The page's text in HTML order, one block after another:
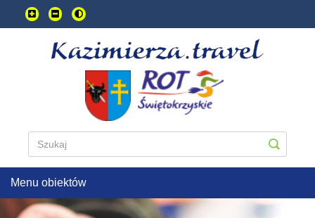
Przejdź
do
treści
Menu obiektów